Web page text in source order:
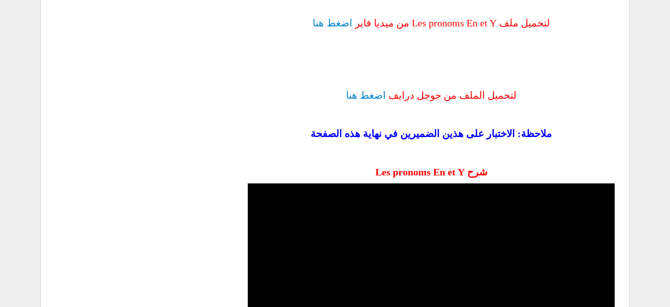
لتحميل ملف Les pronoms En et Y من ميديا فاير اضغط هنا
لتحميل الملف من جوجل درايف اضغط هنا
ملاحظة: الاختبار على هذين الضميرين في نهاية هذه الصفحة
شرح Les pronoms En et Y